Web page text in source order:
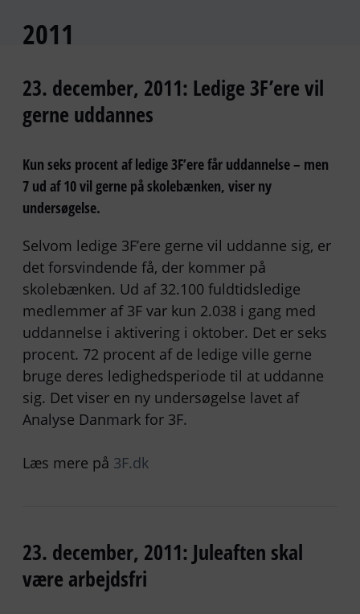
2011
23. december, 2011: Ledige 3F’ere vil
gerne uddannes
Kun seks procent af ledige 3F’ere får uddannelse – men
7 ud af 10 vil gerne på skolebænken, viser ny
undersøgelse.
Selvom ledige 3F’ere gerne vil uddanne sig, er
det forsvindende få, der kommer på
skolebænken. Ud af 32.100 fuldtidsledige
medlemmer af 3F var kun 2.038 i gang med
uddannelse i aktivering i oktober. Det er seks
procent. 72 procent af de ledige ville gerne
bruge deres ledighedsperiode til at uddanne
sig. Det viser en ny undersøgelse lavet af
Analyse Danmark for 3F.
Læs mere på 3F.dk
23. december, 2011: Juleaften skal
være arbejdsfri